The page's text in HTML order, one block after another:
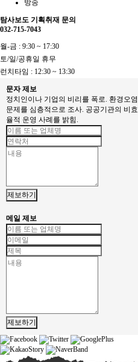
방송
탐사보도 기획취재 문의
032-715-7043
월-금 : 9:30 ~ 17:30
토/일/공휴일 휴무
런치타임 : 12:30 ~ 13:30
문자 제보
정치인이나 기업의 비리를 폭로. 환경오염
문제를 심층적으로 조사. 공공기관의 비효
율적 운영 사례를 밝힘.
제보하기
메일 제보
제보하기